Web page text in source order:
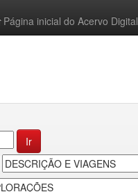
Página inicial do Acervo Digital